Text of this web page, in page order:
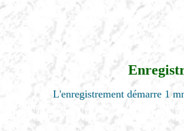
L'enregistrement démarre 1